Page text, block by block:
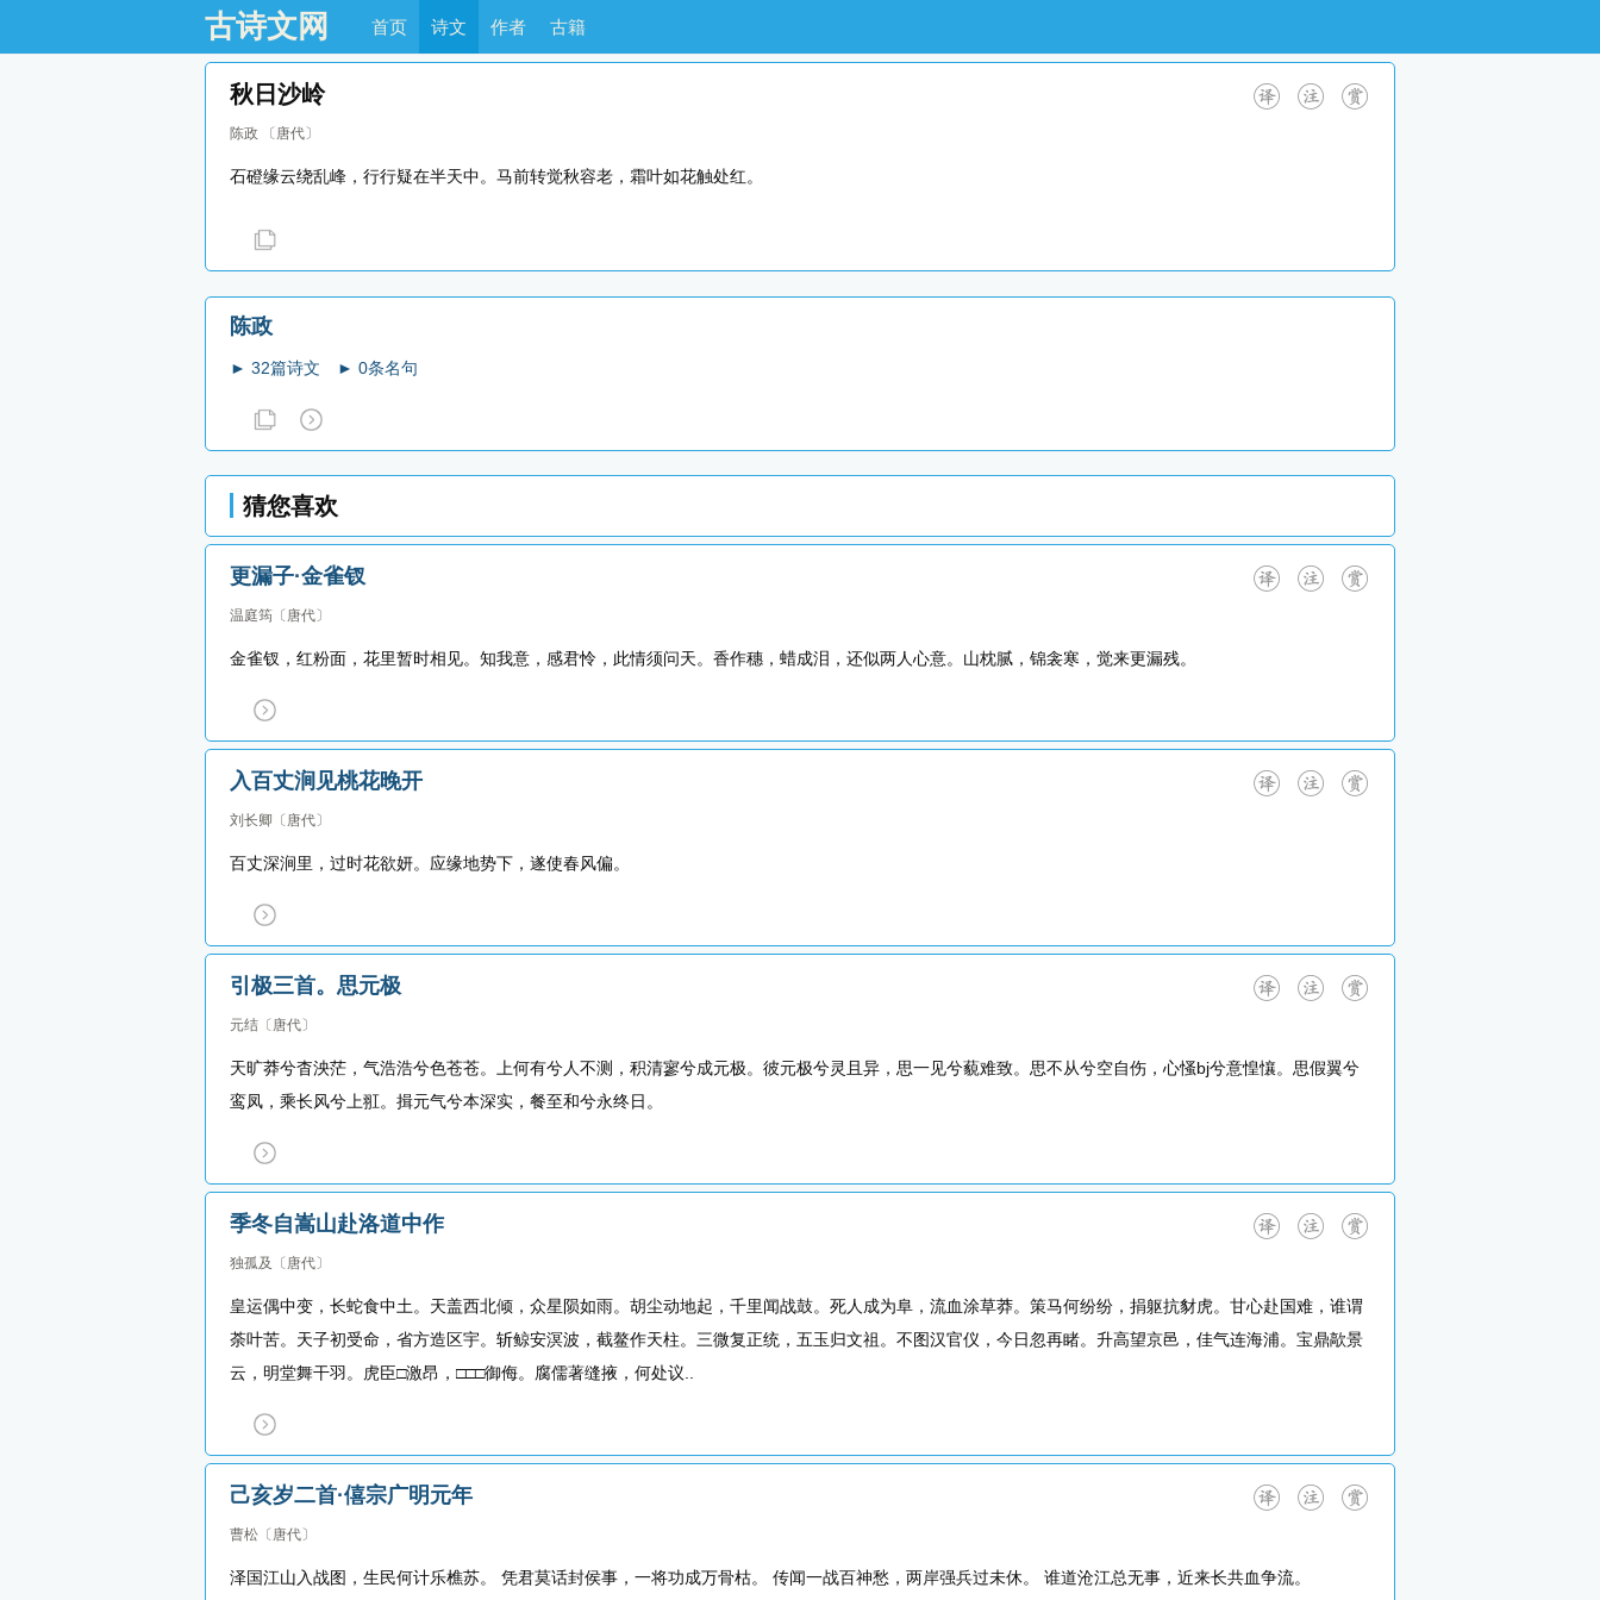
古诗文网 首页 诗文 作者 古籍
秋日沙岭
陈政 〔唐代〕
石磴缘云绕乱峰，行行疑在半天中。马前转觉秋容老，霜叶如花触处红。
陈政
► 32篇诗文 ► 0条名句
猜您喜欢
更漏子·金雀钗
温庭筠 〔唐代〕
金雀钗，红粉面，花里暂时相见。知我意，感君怜，此情须问天。香作穗，蜡成泪，还似两人心意。山枕腻，锦衾寒，觉来更漏残。
入百丈涧见桃花晚开
刘长卿 〔唐代〕
百丈深涧里，过时花欲妍。应缘地势下，遂使春风偏。
引极三首。思元极
元结 〔唐代〕
天旷莽兮杳泱茫，气浩浩兮色苍苍。上何有兮人不测，积清寥兮成元极。彼元极兮灵且异，思一见兮藐难致。思不从兮空自伤，心慅bj兮意惶懹。思假翼兮
鸾凤，乘长风兮上羾。揖元气兮本深实，餐至和兮永终日。
季冬自嵩山赴洛道中作
独孤及 〔唐代〕
皇运偶中变，长蛇食中土。天盖西北倾，众星陨如雨。胡尘动地起，千里闻战鼓。死人成为阜，流血涂草莽。策马何纷纷，捐躯抗豺虎。甘心赴国难，谁谓
荼叶苦。天子初受命，省方造区宇。斩鲸安溟波，截鳌作天柱。三微复正统，五玉归文祖。不图汉官仪，今日忽再睹。升高望京邑，佳气连海浦。宝鼎歊景
云，明堂舞干羽。虎臣□激昂，□□□御侮。腐儒著缝掖，何处议..
己亥岁二首·僖宗广明元年
曹松 〔唐代〕
泽国江山入战图，生民何计乐樵苏。 凭君莫话封侯事，一将功成万骨枯。 传闻一战百神愁，两岸强兵过未休。 谁道沧江总无事，近来长共血争流。